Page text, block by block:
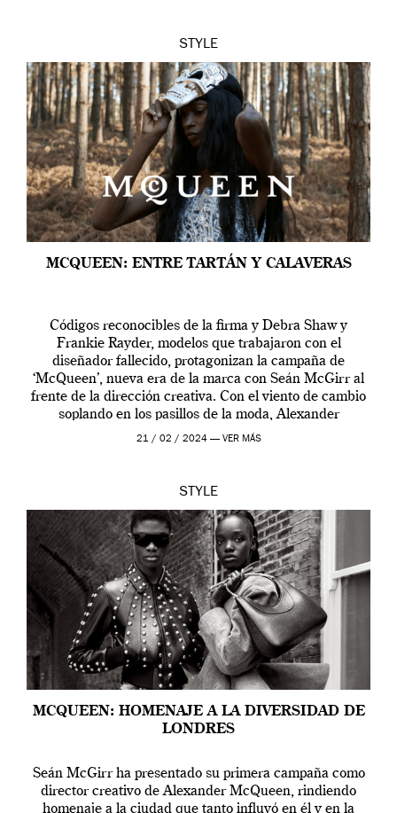
STYLE
MCQUEEN: ENTRE TARTÁN Y CALAVERAS
Códigos reconocibles de la firma y Debra Shaw y
Frankie Rayder, modelos que trabajaron con el
diseñador fallecido, protagonizan la campaña de
‘McQueen’, nueva era de la marca con Seán McGirr al
frente de la dirección creativa. Con el viento de cambio
soplando en los pasillos de la moda, Alexander
McQueen se prepara para una […]
21 / 02 / 2024 — VER MÁS
STYLE
MCQUEEN: HOMENAJE A LA DIVERSIDAD DE
LONDRES
Seán McGirr ha presentado su primera campaña como
director creativo de Alexander McQueen, rindiendo
homenaje a la ciudad que tanto influyó en él y en la